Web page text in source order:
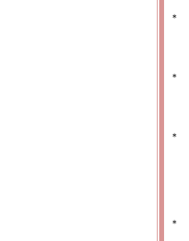
＊
＊
＊
＊